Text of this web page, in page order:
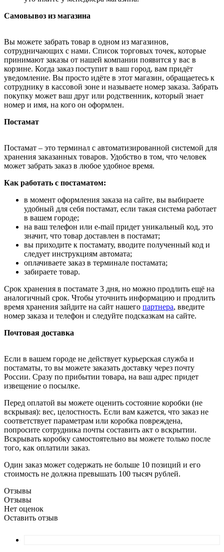
Самовывоз из магазина
Вы можете забрать товар в одном из магазинов,
сотрудничающих с нами. Список торговых точек, которые
принимают заказы от нашей компании появится у вас в
корзине. Когда заказ поступит в ваш город, вам придёт
уведомление. Вы просто идёте в этот магазин, обращаетесь к
сотруднику в кассовой зоне и называете номер заказа. Забрать
покупку может ваш друг или родственник, который знает
номер и имя, на кого он оформлен.
Постамат
Постамат – это терминал с автоматизированной системой для
хранения заказанных товаров. Удобство в том, что человек
может забрать заказ в любое удобное время.
Как работать с постаматом:
в момент оформления заказа на сайте, вы выбираете
удобный для себя постамат, если такая система работает
в вашем городе;
на ваш телефон или e-mail придет уникальный код, это
значит, что товар доставлен в постамат;
вы приходите к постамату, вводите полученный код и
следует инструкциям автомата;
оплачиваете заказ в терминале постамата;
забираете товар.
Срок хранения в постамате 3 дня, но можно продлить ещё на
аналогичный срок. Чтобы уточнить информацию и продлить
время хранения зайдите на сайт нашего партнера, введите
номер заказа и телефон и следуйте подсказкам на сайте.
Почтовая доставка
Если в вашем городе не действует курьерская служба и
постаматы, то вы можете заказать доставку через почту
России. Сразу по прибытии товара, на ваш адрес придет
извещение о посылке.
Перед оплатой вы можете оценить состояние коробки (не
вскрывая): вес, целостность. Если вам кажется, что заказ не
соответствует параметрам или коробка повреждена,
попросите сотрудника почты составить акт о вскрытии.
Вскрывать коробку самостоятельно вы можете только после
того, как оплатили заказ.
Один заказ может содержать не больше 10 позиций и его
стоимость не должна превышать 100 тысяч рублей.
Отзывы
Отзывы
Нет оценок
Оставить отзыв